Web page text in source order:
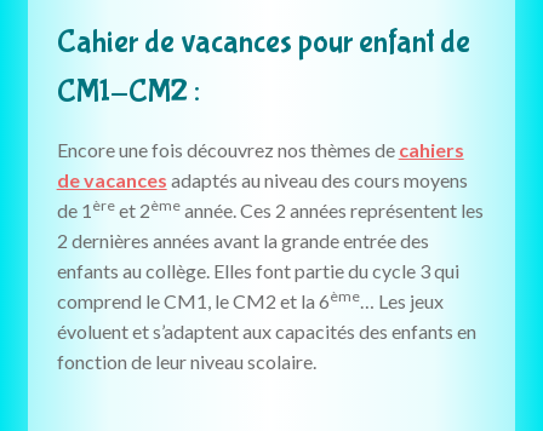
Cahier de vacances pour enfant de
CM1-CM2 :
Encore une fois découvrez nos thèmes de cahiers
de vacances adaptés au niveau des cours moyens
de 1 èreet 2èmeannée. Ces 2 années représentent les
2 dernières années avant la grande entrée des
enfants au collège. Elles font partie du cycle 3 qui
comprend le CM1, le CM2 et la 6ème… Les jeux
évoluent et s’adaptent aux capacités des enfants en
fonction de leur niveau scolaire.